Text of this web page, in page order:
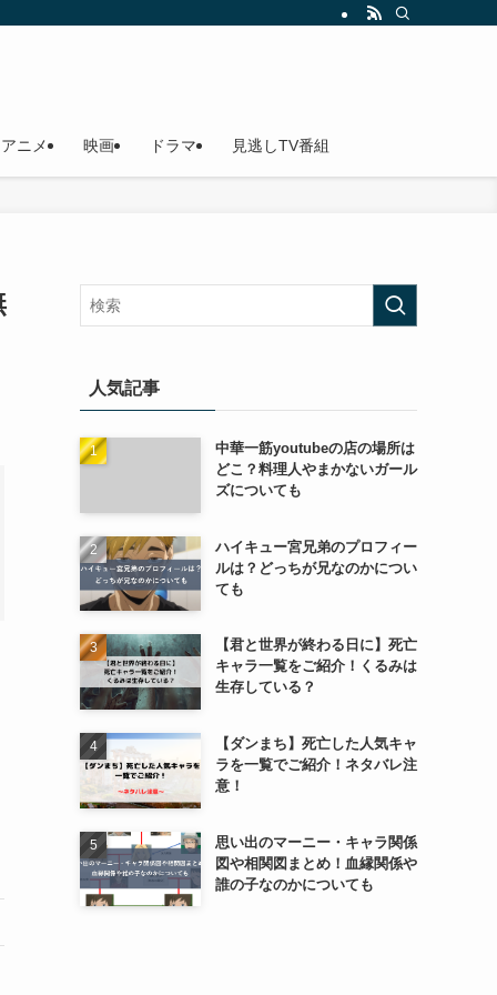
アニメ 映画 ドラマ 見逃しTV番組
人気記事
中華一筋youtubeの店の場所は
どこ？料理人やまかないガール
ズについても
ハイキュー宮兄弟のプロフィー
ルは？どっちが兄なのかについ
ても
【君と世界が終わる日に】死亡
キャラ一覧をご紹介！くるみは
生存している？
【ダンまち】死亡した人気キャ
ラを一覧でご紹介！ネタバレ注
意！
思い出のマーニー・キャラ関係
図や相関図まとめ！血縁関係や
誰の子なのかについても